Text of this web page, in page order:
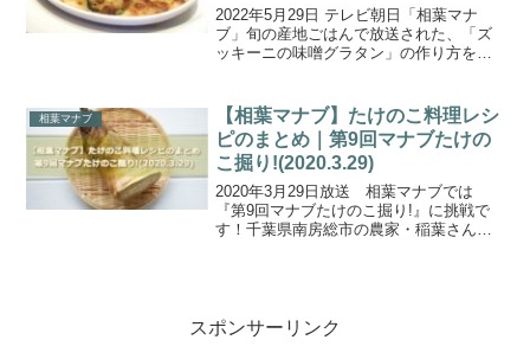
2022年5月29日 テレビ朝日「相葉マナ
ブ」旬の産地ごはんで放送された、「ズ
ッキーニの味噌グラタン」の作り方をご
る『ズッキーニ』です。旬の産地ごはん
では初めて取り...
相葉マナブ
【相葉マナブ】たけのこ料理レシ
ピのまとめ｜第9回マナブたけの
こ掘り!(2020.3.29)
2020年3月29日放送 相葉マナブでは
『第9回マナブたけのこ掘り!』に挑戦で
す！千葉県南房総市の農家・稲葉さんの
スポンサーリンク